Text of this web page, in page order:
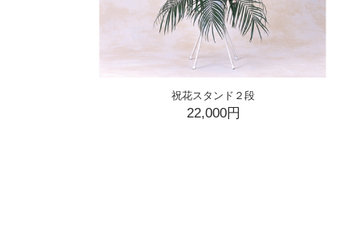
祝花スタンド２段
22,000円